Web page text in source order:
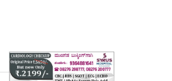
Register